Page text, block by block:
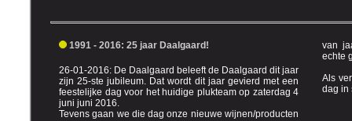
1991 - 2016: 25 jaar Daalgaard!
26-01-2016: De Daalgaard beleeft de Daalgaard dit jaar
zijn 25-ste jubileum. Dat wordt dit jaar gevierd met een
feestelijke dag voor het huidige plukteam op zaterdag 4
juni juni 2016.
Tevens gaan we die dag onze nieuwe wijnen/producten
van jaargang 2015 presenteren. Waaronder een een
Als